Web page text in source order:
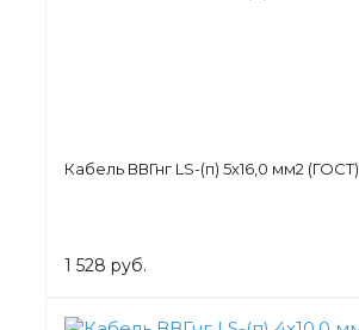
Кабель ВВГнг LS-(п) 5х16,0 мм2 (ГОСТ)
1 528 руб.